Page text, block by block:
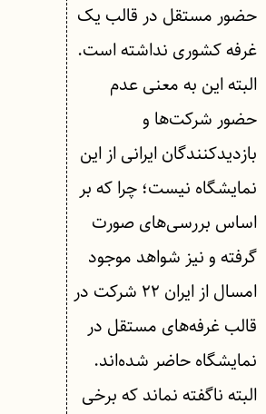
حضور مستقل در قالب یک
غرفه کشوری نداشته است.
البته این به معنی عدم
حضور شرکت‌ها و
بازدیدکنندگان ایرانی از این
نمایشگاه نیست؛ چرا که بر
اساس بررسی‌های صورت
گرفته و نیز شواهد موجود
امسال از ایران ۲۲ شرکت در
قالب غرفه‌های مستقل در
نمایشگاه حاضر شده‌اند.
البته ناگفته نماند که برخی